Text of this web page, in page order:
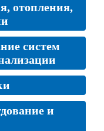
отопления,
систем
и